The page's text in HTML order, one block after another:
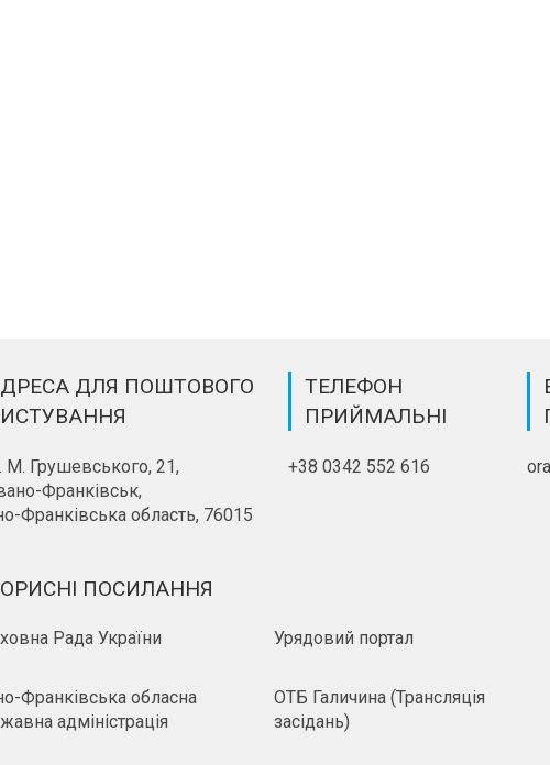
ДЛЯ ПОШТОВОГО
М. Грушевського, 21,
Франківськ,
Франківська область, 76015
ТЕЛЕФОН
ПРИЙМАЛЬНІ
+38 0342 552 616
ПОСИЛАННЯ
Рада України Урядовий портал
Франківська обласна
адміністрація
ОТБ Галичина (Трансляція
засідань)